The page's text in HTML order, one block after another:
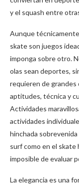
y el squash entre
Aunque
skate son juegos
imponga sobre otro.
olas sean deportes,
requieren de grandes
aptitudes, técnica y
Actividades
actividades
hinchada
surf como en el
imposible de evaluar
La elegancia es una